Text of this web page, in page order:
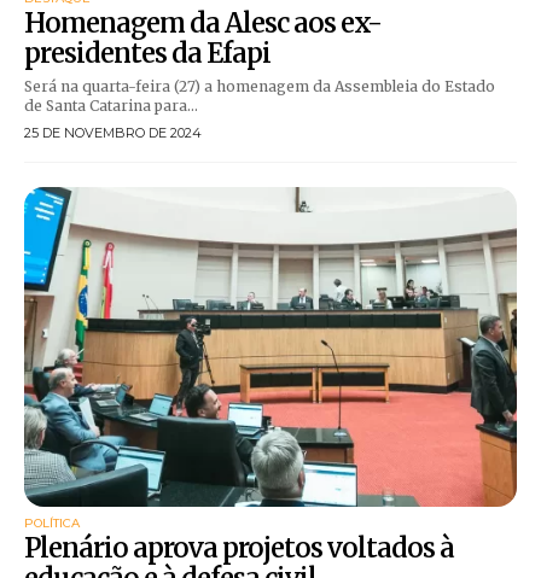
Homenagem da Alesc aos ex-
presidentes da Efapi
Será na quarta-feira (27) a homenagem da Assembleia do Estado
de Santa Catarina para...
25 DE NOVEMBRO DE 2024
POLÍTICA
Plenário aprova projetos voltados à